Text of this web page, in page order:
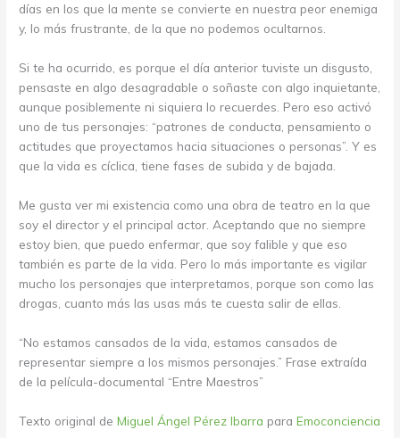
días en los que la mente se convierte en nuestra peor enemiga
y, lo más frustrante, de la que no podemos ocultarnos.
Si te ha ocurrido, es porque el día anterior tuviste un disgusto,
pensaste en algo desagradable o soñaste con algo inquietante,
aunque posiblemente ni siquiera lo recuerdes. Pero eso activó
uno de tus personajes: “patrones de conducta, pensamiento o
actitudes que proyectamos hacia situaciones o personas”. Y es
que la vida es cíclica, tiene fases de subida y de bajada.
Me gusta ver mi existencia como una obra de teatro en la que
soy el director y el principal actor. Aceptando que no siempre
estoy bien, que puedo enfermar, que soy falible y que eso
también es parte de la vida. Pero lo más importante es vigilar
mucho los personajes que interpretamos, porque son como las
drogas, cuanto más las usas más te cuesta salir de ellas.
“No estamos cansados de la vida, estamos cansados de
representar siempre a los mismos personajes.” Frase extraída
de la película-documental “Entre Maestros”
Texto original deMiguel Ángel Pérez Ibarra paraEmoconciencia